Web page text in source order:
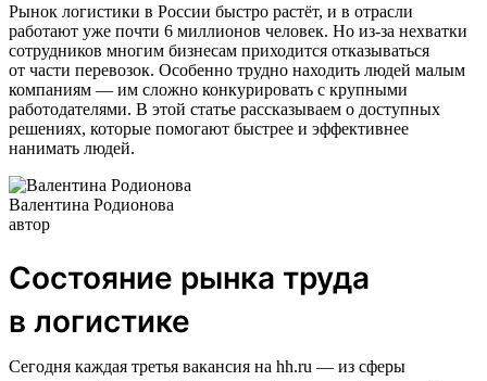
Рынок логистики в России быстро растёт, и в отрасли
работают уже почти 6 миллионов человек. Но из-за нехватки
сотрудников многим бизнесам приходится отказываться
от части перевозок. Особенно трудно находить людей малым
компаниям — им сложно конкурировать с крупными
работодателями. В этой статье рассказываем о доступных
решениях, которые помогают быстрее и эффективнее
нанимать людей.
Валентина Родионова
автор
Состояние рынка труда
в логистике
Сегодня каждая третья вакансия на hh.ru — из сферы